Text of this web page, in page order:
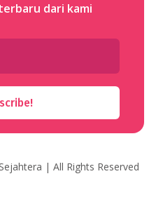
dari kami
| All Rights Reserved